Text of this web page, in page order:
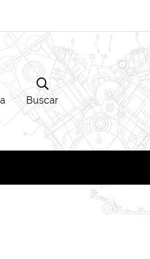
mi compraBúsqueda
Buscar